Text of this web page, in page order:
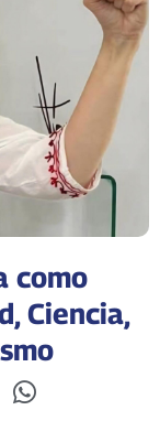
como
Ciencia,